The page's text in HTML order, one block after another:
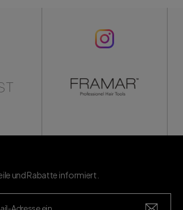
und Rabatte informiert.